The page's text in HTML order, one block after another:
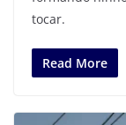
tocar.
Read More